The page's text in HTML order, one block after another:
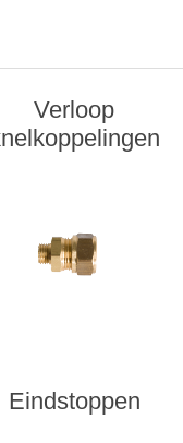
Verloop
Eindstoppen